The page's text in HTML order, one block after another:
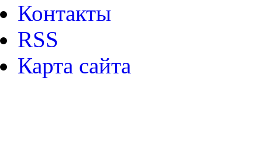
Контакты
RSS
Карта сайта